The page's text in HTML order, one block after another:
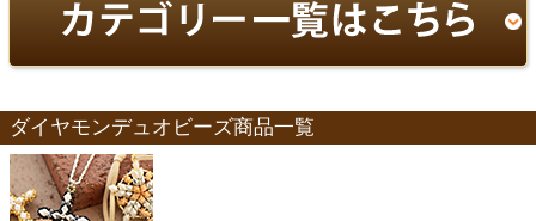
ダイヤモンデュオビーズ商品一覧